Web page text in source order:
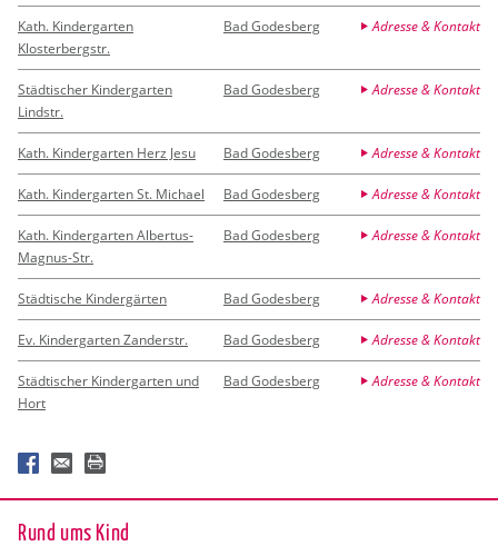
Kath. Kindergarten
Klosterbergstr.
Bad Godesberg Adresse & Kontakt
Städtischer Kindergarten
Lindstr.
Bad Godesberg Adresse & Kontakt
Kath. Kindergarten Herz Jesu Bad Godesberg Adresse & Kontakt
Kath. Kindergarten St. Michael Bad Godesberg Adresse & Kontakt
Kath. Kindergarten Albertus-
Magnus-Str.
Bad Godesberg Adresse & Kontakt
Städtische Kindergärten Bad Godesberg Adresse & Kontakt
Ev. Kindergarten Zanderstr. Bad Godesberg Adresse & Kontakt
Städtischer Kindergarten und
Hort
Bad Godesberg Adresse & Kontakt
Rund ums Kind